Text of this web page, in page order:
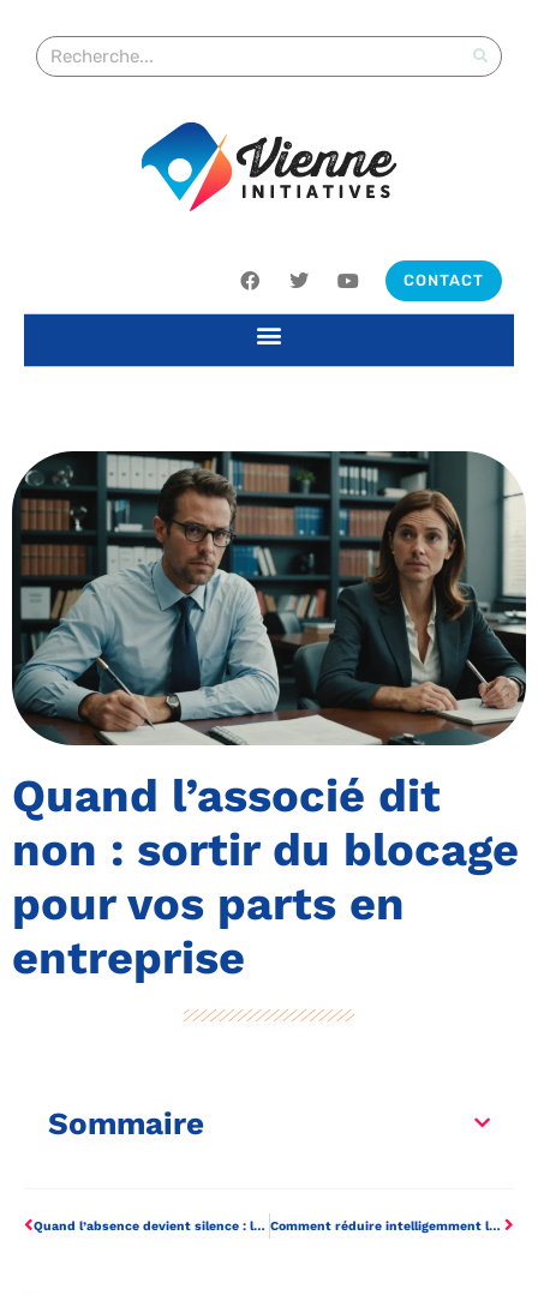
CONTACT
Quand l’associé dit
non : sortir du blocage
pour vos parts en
entreprise
Sommaire
Quand l’absence devient silence : la vérité sur l’abandon de poste en entreprise Comment réduire intelligemment les frais de notaire en sci pour votre entreprise